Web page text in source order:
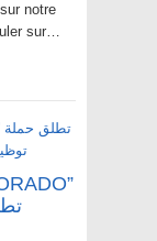
notre
sur…